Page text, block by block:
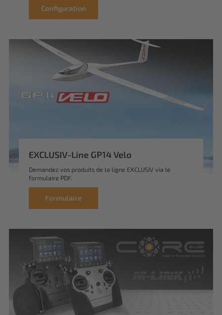
Configuration
EXCLUSIV-Line GP14 Velo
Demandez vos produits de la ligne EXCLUSIV via le
formulaire PDF.
Formulaire